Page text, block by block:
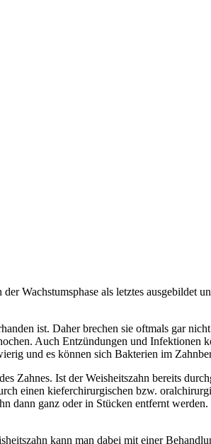
Wachstumsphase als letztes ausgebildet
ist. Daher brechen sie oftmals gar
Auch Entzündungen und Infektionen
und es können sich Bakterien im
Zahnes. Ist der Weisheitszahn bereits
einen kieferchirurgischen bzw.
dann ganz oder in Stücken entfernt
kann man dabei mit einer